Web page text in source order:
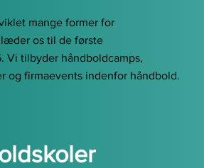
mange former for
os til de første
Vi tilbyder håndboldcamps,
og firmaevents indenfor håndbold.